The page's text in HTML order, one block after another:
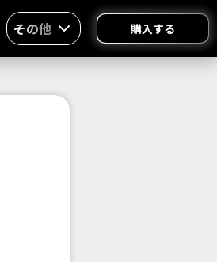
その他 購入する